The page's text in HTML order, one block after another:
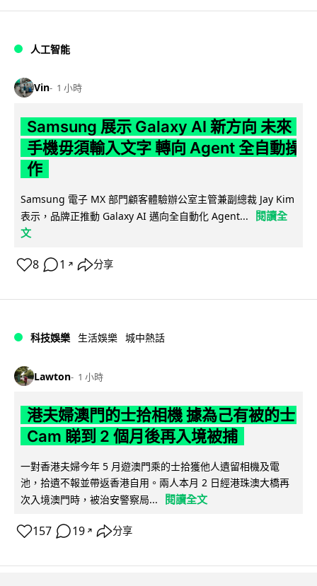
人工智能
Vin 1 小時
Samsung 展示 Galaxy AI 新方向 未來
手機毋須輸入文字 轉向 Agent 全自動操
作
Samsung 電子 MX 部門顧客體驗辦公室主管兼副總裁 Jay Kim
表示，品牌正推動 Galaxy AI 邁向全自動化 Agent...
閱讀全
文
8 1 ↗ 分享
科技娛樂 生活娛樂 城中熱話
Lawton 1 小時
港夫婦澳門的士拾相機 據為己有被的士
Cam 睇到 2 個月後再入境被捕
一對香港夫婦今年 5 月遊澳門乘的士拾獲他人遺留相機及電
池，拾遺不報並帶返香港自用。兩人本月 2 日經港珠澳大橋再
次入境澳門時，被治安警察局...
閱讀全文
157 19 ↗ 分享